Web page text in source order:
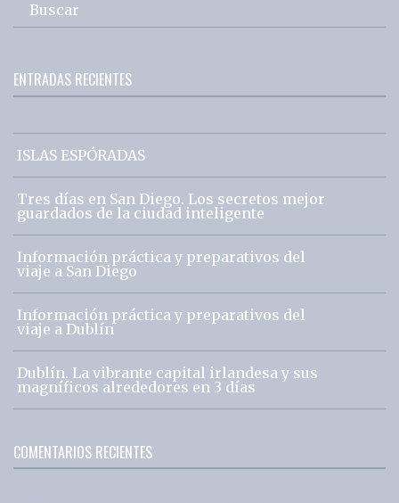
Buscar
ENTRADAS RECIENTES
ISLAS ESPÓRADAS
Tres días en San Diego. Los secretos mejor
guardados de la ciudad inteligente
Información práctica y preparativos del
viaje a San Diego
Información práctica y preparativos del
viaje a Dublín
Dublín. La vibrante capital irlandesa y sus
magníficos alrededores en 3 días
COMENTARIOS RECIENTES